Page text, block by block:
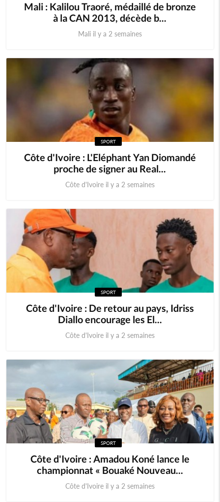
Mali : Kalilou Traoré, médaillé de bronze
à la CAN 2013, décède b...
Mali il y a 2 semaines
SPORT
Côte d'Ivoire : L'Eléphant Yan Diomandé
proche de signer au Real...
Côte d'Ivoire il y a 2 semaines
SPORT
Côte d'Ivoire : De retour au pays, Idriss
Diallo encourage les El...
Côte d'Ivoire il y a 2 semaines
SPORT
Côte d'Ivoire : Amadou Koné lance le
championnat « Bouaké Nouveau...
Côte d'Ivoire il y a 2 semaines